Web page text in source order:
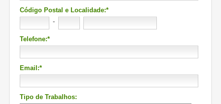
Código Postal e Localidade:*
-
Telefone:*
Email:*
Tipo de Trabalhos: